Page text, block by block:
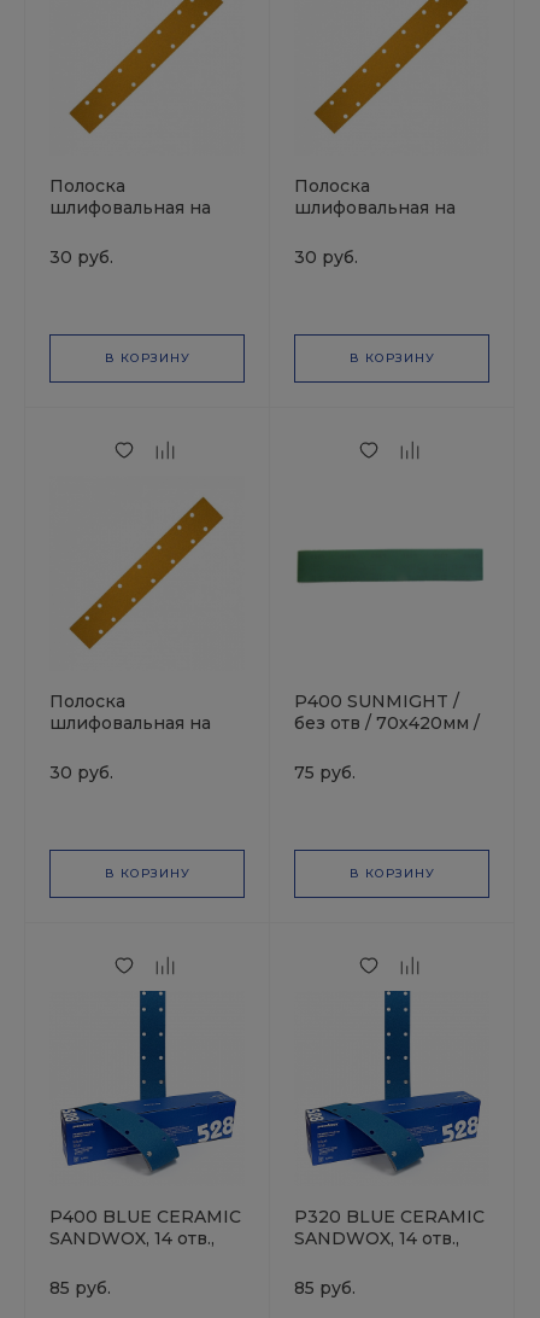
Полоска
шлифовальная на
70x420мм Р240
14отв.MIRKA
30 руб.
В КОРЗИНУ
Полоска
шлифовальная на
70x420мм Р180
14отв.MIRKA
30 руб.
В КОРЗИНУ
Полоска
шлифовальная на
70x420мм Р120
14отв.MIRKA
30 руб.
В КОРЗИНУ
P400 SUNMIGHT /
без отв / 70х420мм /
шлифовальная
зеленая
75 руб.
В КОРЗИНУ
P400 BLUE CERAMIC
SANDWOX, 14 отв.,
шлифовальная на
бумажной основе,
85 руб.
P320 BLUE CERAMIC
SANDWOX, 14 отв.,
шлифовальная на
бумажной основе,
85 руб.